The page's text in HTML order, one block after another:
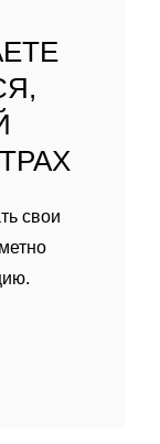
свои